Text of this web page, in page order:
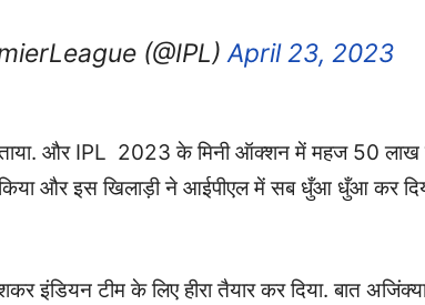
(@IPL)April 23, 2023
और IPL 2023 के मिनी ऑक्शन में महज 50
और इस खिलाड़ी ने आईपीएल में सब धुँआ धुँआ कर
इंडियन टीम के लिए हीरा तैयार कर दिया. बात